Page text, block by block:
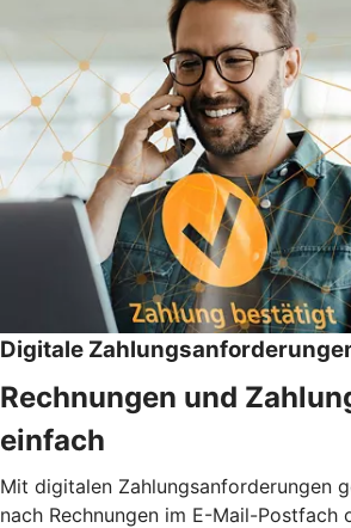
Digitale
Rechnungen und
einfach
Mit digitalen Zahlungsanforderungen
nach Rechnungen im E-Mail-Postfach